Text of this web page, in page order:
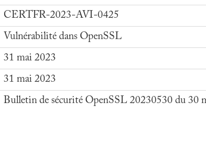
CERTFR-2023-AVI-0425
Vulnérabilité dans OpenSSL
31 mai 2023
31 mai 2023
Bulletin de sécurité OpenSSL 20230530 du 30